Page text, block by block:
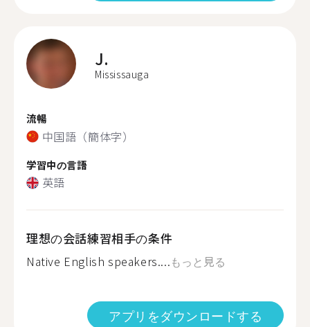
J.
Mississauga
流暢
中国語（簡体字）
学習中の言語
英語
理想の会話練習相手の条件
Native English speakers....もっと見る
アプリをダウンロードする